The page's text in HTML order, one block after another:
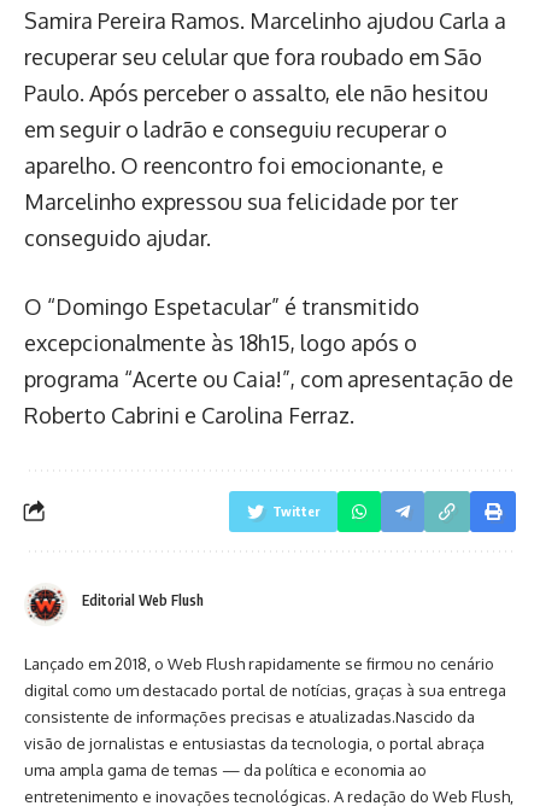
Samira Pereira Ramos. Marcelinho ajudou Carla a
recuperar seu celular que fora roubado em São
Paulo. Após perceber o assalto, ele não hesitou
em seguir o ladrão e conseguiu recuperar o
aparelho. O reencontro foi emocionante, e
Marcelinho expressou sua felicidade por ter
conseguido ajudar.
O “Domingo Espetacular” é transmitido
excepcionalmente às 18h15, logo após o
programa “Acerte ou Caia!”, com apresentação de
Roberto Cabrini e Carolina Ferraz.
Twitter
Editorial Web Flush
Lançado em 2018, o Web Flush rapidamente se firmou no cenário
digital como um destacado portal de notícias, graças à sua entrega
consistente de informações precisas e atualizadas.Nascido da
visão de jornalistas e entusiastas da tecnologia, o portal abraça
uma ampla gama de temas — da política e economia ao
entretenimento e inovações tecnológicas. A redação do Web Flush,